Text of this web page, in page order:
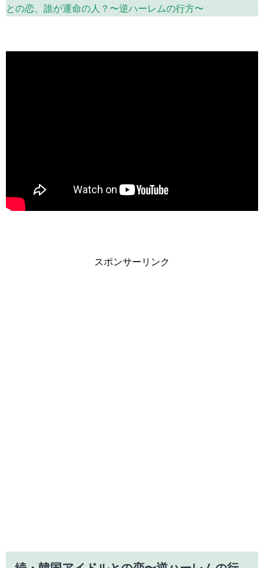
との恋、誰が運命の人？〜逆ハーレムの行方〜
スポンサーリンク